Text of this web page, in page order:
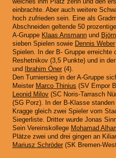
welches ihm Platz zehn und den
einbrachte. Aber auch weitere
hoch zufrieden sein. Eine als
Abschneiden geltende 50
A-Gruppe Klaas Ansmann und
sieben Spielen sowie Dennis Weber
Spielen. In der B- Gruppe erreichte
Reshetnikov (3,5 Punkte) und in
und
Ibrahim Öner (4).
Den Turniersieg in der A-Gruppe
Meister Marco Thinius (SV Empor
Leonid Milov (SC Noris-Tarrasch
(SG Porz). In der B-Klasse
Kragge gleich zwei Spieler vom
Siegerliste. Dritter wurde Jonas
Sein Vereinskollege Mohamad
Plätze zwei und drei gingen an
Mariusz Schröder (SK Bremen-